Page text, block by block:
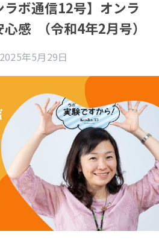
ラボ通信12号】オンラ
感 （令和4年2月号）
2025年5月29日